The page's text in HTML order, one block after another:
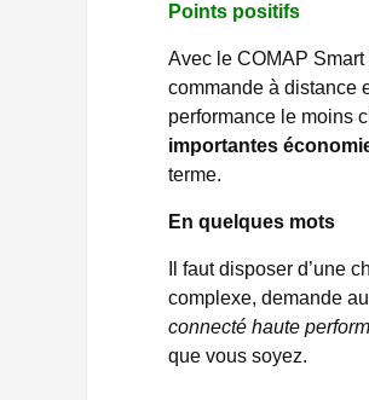
Points positifs
Avec le COMAP
commande à distance
performance le moins
importantes
terme.
En quelques mots
Il faut disposer d’une
complexe, demande
connecté haute
que vous soyez.